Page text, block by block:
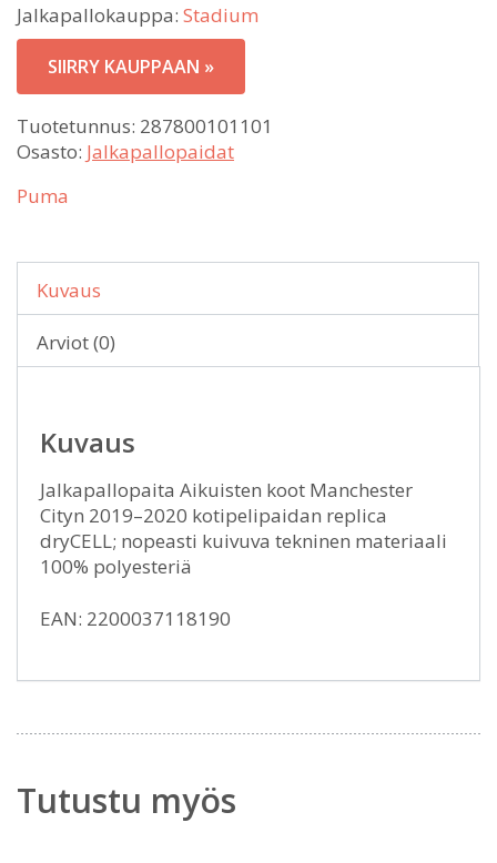
Jalkapallokauppa: Stadium
SIIRRY KAUPPAAN »
Tuotetunnus: 287800101101
Osasto: Jalkapallopaidat
Puma
Kuvaus
Arviot (0)
Kuvaus
Jalkapallopaita Aikuisten koot Manchester
Cityn 2019–2020 kotipelipaidan replica
dryCELL; nopeasti kuivuva tekninen materiaali
100% polyesteriä
EAN: 2200037118190
Tutustu myös